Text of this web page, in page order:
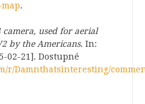
.
camera, used for aerial
by the Americans. In:
02-21]. Dostupné
r/Damnthatsinteresting/